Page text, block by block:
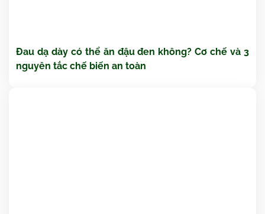
Đau dạ dày có thể ăn đậu đen không? Cơ chế và 3
nguyên tắc chế biến an toàn